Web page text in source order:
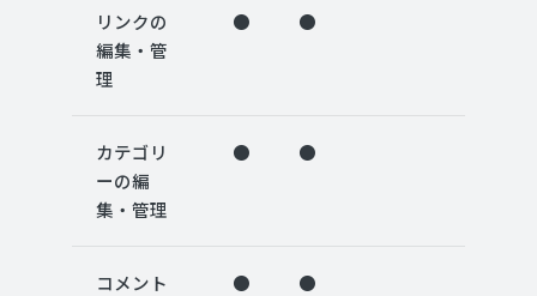
リンクの
編集・管
理
● ●
カテゴリ
ーの編
集・管理
● ●
コメント
● ●